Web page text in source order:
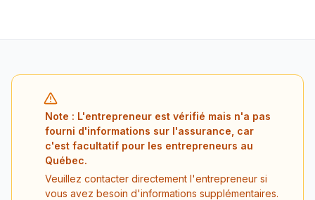
Note : L'entrepreneur est vérifié mais n'a pas
fourni d'informations sur l'assurance, car
c'est facultatif pour les entrepreneurs au
Québec.
Veuillez contacter directement l'entrepreneur si
vous avez besoin d'informations supplémentaires.